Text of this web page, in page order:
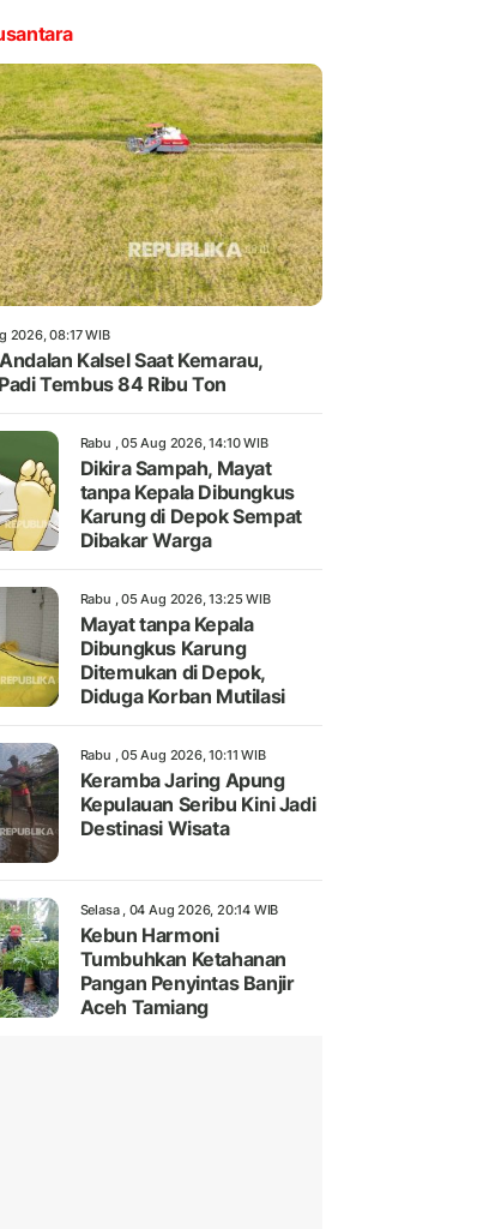
2026, 08:17 WIB
Kalsel Saat Kemarau,
Tembus 84 Ribu Ton
Rabu , 05 Aug 2026, 14:10 WIB
Dikira Sampah, Mayat
tanpa Kepala Dibungkus
Karung di Depok Sempat
Dibakar Warga
Rabu , 05 Aug 2026, 13:25 WIB
Mayat tanpa Kepala
Dibungkus Karung
Ditemukan di Depok,
Diduga Korban Mutilasi
Rabu , 05 Aug 2026, 10:11 WIB
Keramba Jaring Apung
Kepulauan Seribu Kini Jadi
Destinasi Wisata
Selasa , 04 Aug 2026, 20:14 WIB
Kebun Harmoni
Tumbuhkan Ketahanan
Pangan Penyintas Banjir
Aceh Tamiang